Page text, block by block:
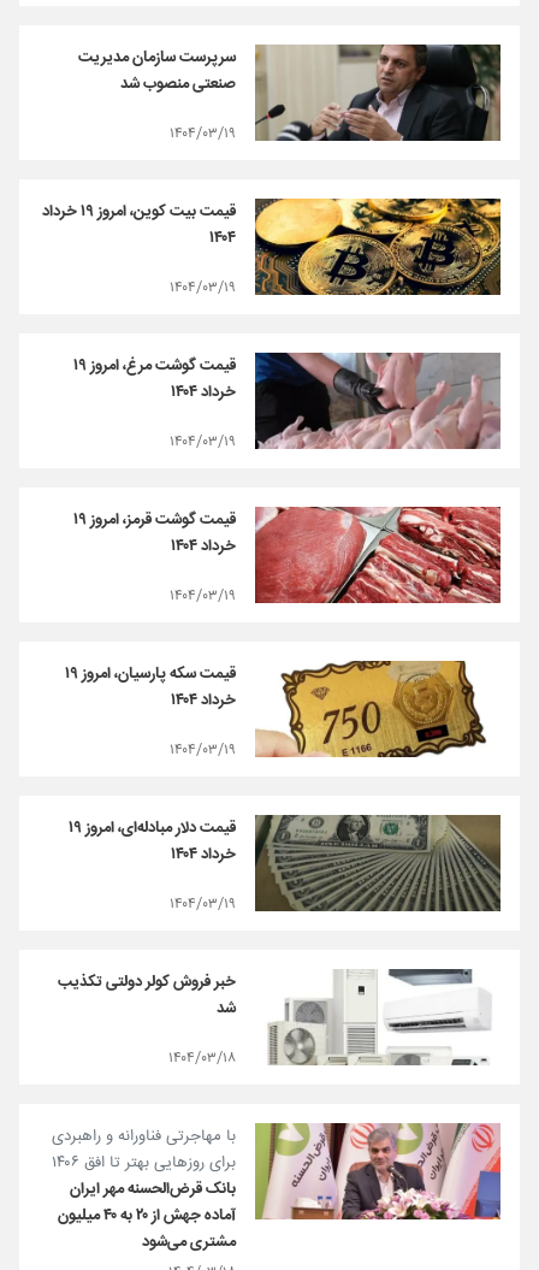
سرپرست سازمان مدیریت
صنعتی منصوب شد
۱۴۰۴/۰۳/۱۹
قیمت بیت کوین، امروز ۱۹ خرداد
۱۴۰۴
۱۴۰۴/۰۳/۱۹
قیمت گوشت مرغ، امروز ۱۹
خرداد ۱۴۰۴
۱۴۰۴/۰۳/۱۹
قیمت گوشت قرمز، امروز ۱۹
خرداد ۱۴۰۴
۱۴۰۴/۰۳/۱۹
قیمت سکه پارسیان، امروز ۱۹
خرداد ۱۴۰۴
۱۴۰۴/۰۳/۱۹
قیمت دلار مبادله‌ای، امروز ۱۹
خرداد ۱۴۰۴
۱۴۰۴/۰۳/۱۹
خبر فروش کولر دولتی تکذیب
شد
۱۴۰۴/۰۳/۱۸
با مهاجرتی فناورانه و راهبردی
برای روزهایی بهتر تا افق ۱۴۰۶
بانک قرض‌الحسنه مهر ایران
آماده جهش از ۲۰ به ۴۰ میلیون
مشتری می‌شود